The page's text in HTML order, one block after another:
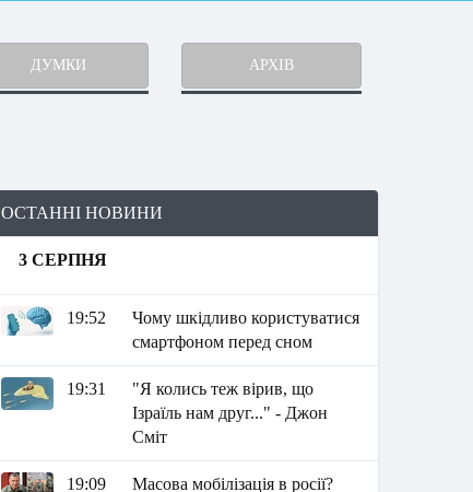
ДУМКИ АРХІВ
ОСТАННІ НОВИНИ
3 СЕРПНЯ
19:52
Чому шкідливо користуватися
смартфоном перед сном
19:31
"Я колись теж вірив, що
Ізраїль нам друг..." - Джон
Сміт
19:09
Масова мобілізація в росії?